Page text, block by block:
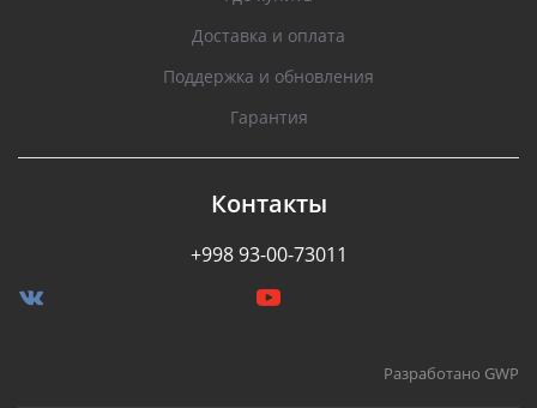
Доставка и оплата
Поддержка и обновления
Гарантия
Контакты
+998 93-00-73011
Разработано GWP